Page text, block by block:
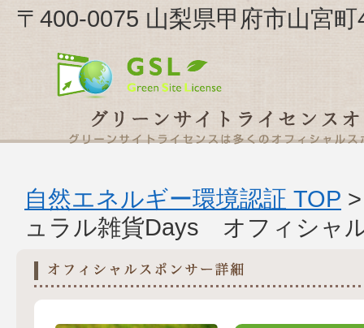
〒400-0075 山梨県甲府市山宮
自然エネルギー環境認証 TOP
ュラル雑貨Days オフィシャ